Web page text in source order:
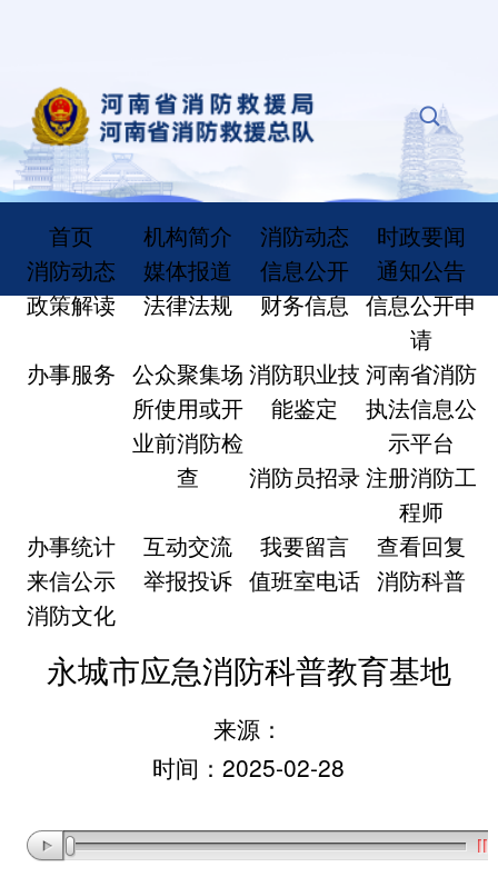
首页 机构简介 消防动态
时政要闻
消防动态
媒体报道 信息公开
通知公告
政策解读
法律法规 财务信息 信息公开申
请
办事服务 公众聚集场
所使用或开
业前消防检
查
消防职业技
能鉴定
河南省消防
执法信息公
示平台
消防员招录注册消防工
程师
办事统计
互动交流 我要留言
查看回复
来信公示
举报投诉 值班室电话 消防科普
消防文化
永城市应急消防科普教育基地
来源：
时间：2025-02-28